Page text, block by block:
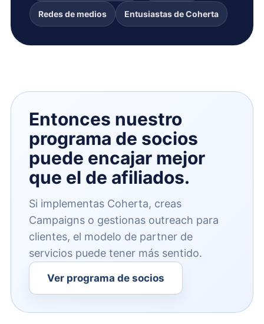
Redes de medios Entusiastas de Coherta
Entonces nuestro
programa de socios
puede encajar mejor
que el de afiliados.
Si implementas Coherta, creas
Campaigns o gestionas outreach para
clientes, el modelo de partner de
servicios puede tener más sentido.
Ver programa de socios